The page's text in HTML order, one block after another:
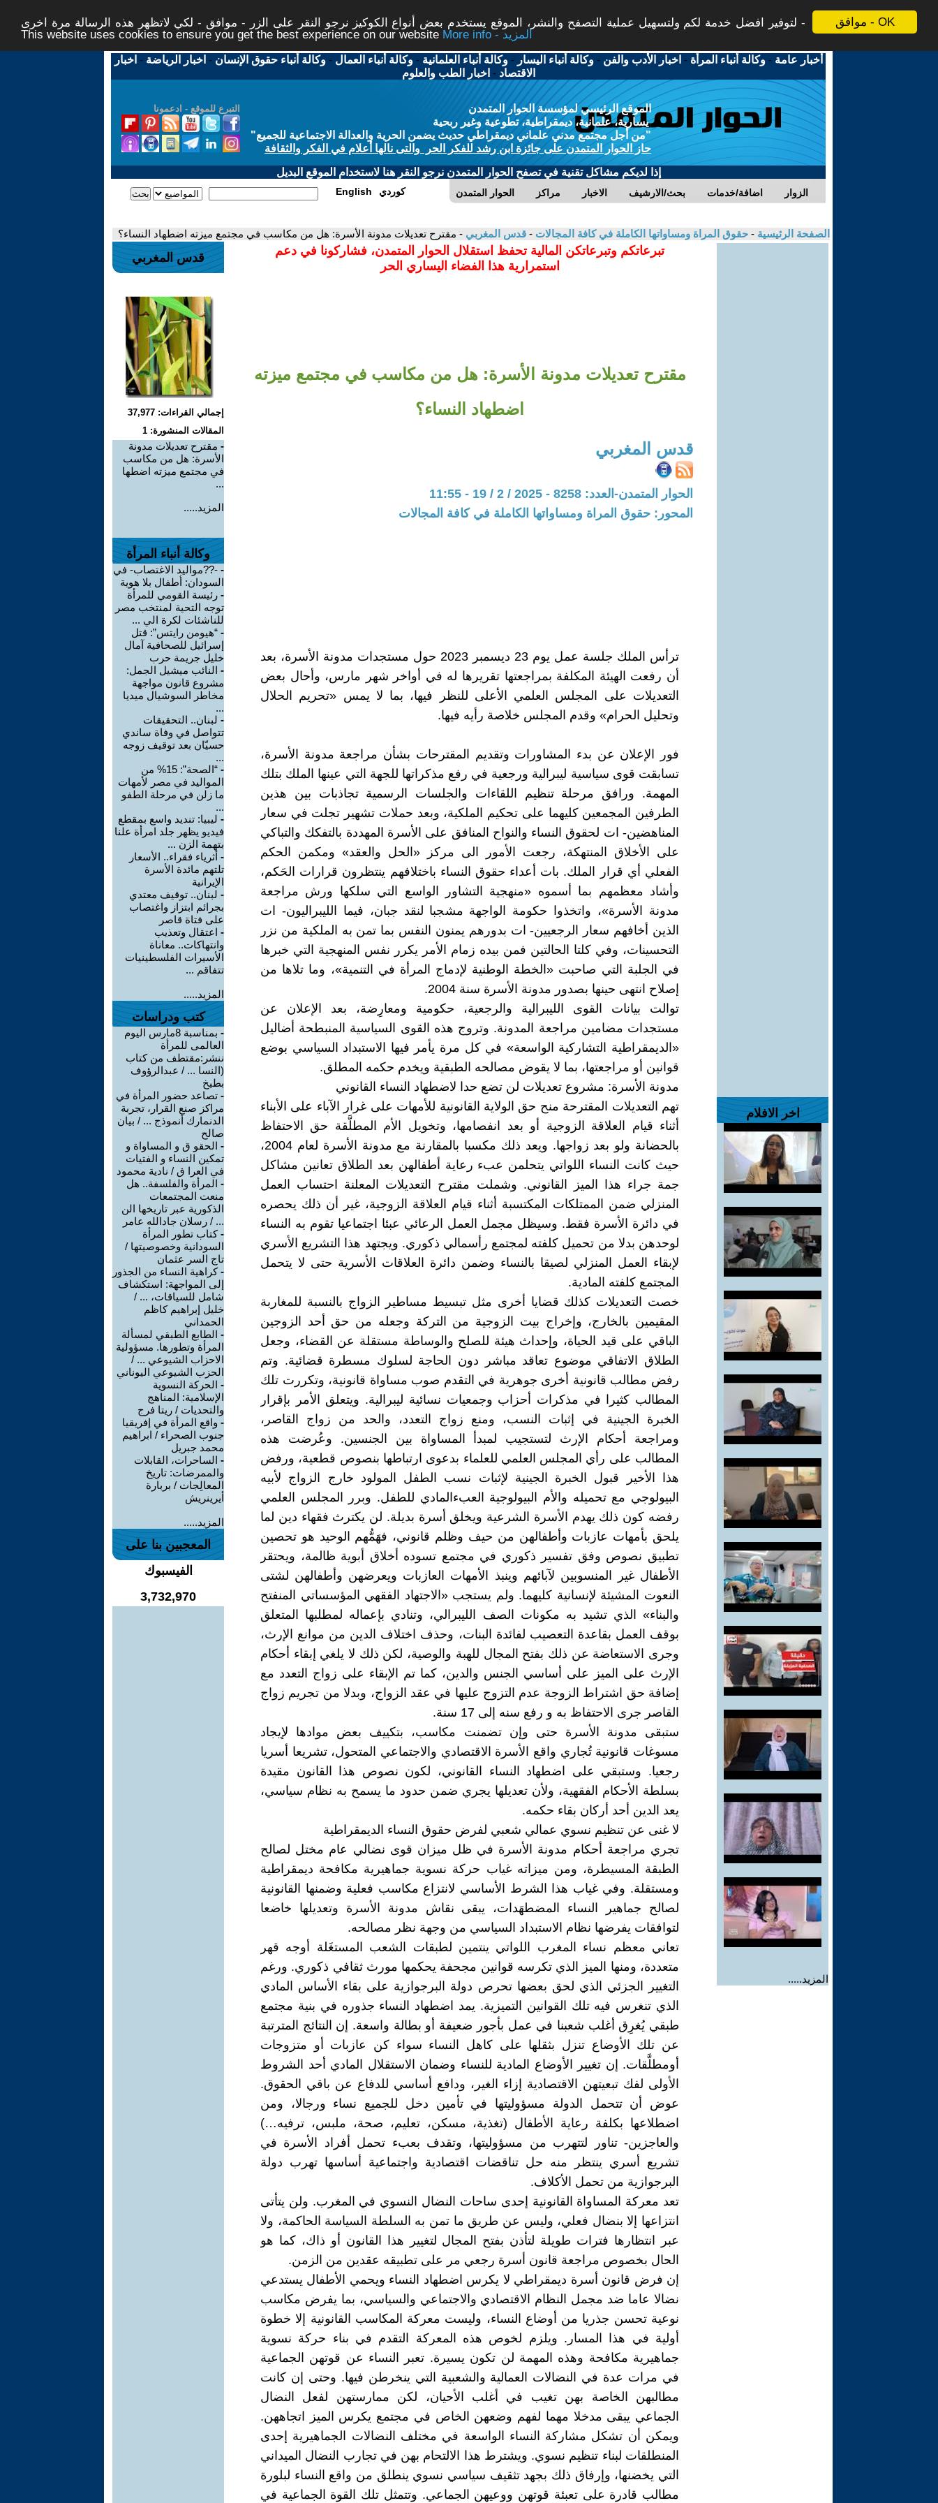
موافق - OK
لتوفير افضل خدمة لكم ولتسهيل عملية التصفح والنشر، الموقع يستخدم بعض أنواع الكوكيز نرجو النقر على الزر - موافق - لكي لاتظهر هذه الرسالة مرة اخرى -
This website uses cookies to ensure you get the best experience on our website
More info - المزيد
أخبار عامة -وكالة أنباء المرأة - اخبار الأدب والفن -وكالة أنباء اليسار -وكالة أنباء العلمانية -وكالة أنباء العمال -وكالة أنباء حقوق الإنسان - اخبار الرياضة - اخبار
الاقتصاد - اخبار الطب والعلوم
التبرع للموقع - ادعمونا
الموقع الرئيسي لمؤسسة الحوار المتمدن
يسارية، علمانية، ديمقراطية، تطوعية وغير ربحية
"من أجل مجتمع مدني علماني ديمقراطي حديث يضمن الحرية والعدالة الاجتماعية للجميع"
حاز الحوار المتمدن على جائزة ابن رشد للفكر الحر والتى نالها أعلام في الفكر والثقافة
إذا لديكم مشاكل تقنية في تصفح الحوار المتمدن نرجو النقر هنا لاستخدام الموقع البديل
الحوار المتمدن مراكز الاخبار بحث/الارشيف اضافة/خدمات الزوار English كوردي
الصفحة الرئيسية - حقوق المراة ومساواتها الكاملة في كافة المجالات - قدس المغربي - مقترح تعديلات مدونة الأسرة: هل من مكاسب في مجتمع ميزته اضطهاد النساء؟
اخر الافلام
المزيد.....
تبرعاتكم وتبرعاتكن المالية تحفظ استقلال الحوار المتمدن، فشاركونا في دعم
استمرارية هذا الفضاء اليساري الحر
مقترح تعديلات مدونة الأسرة: هل من مكاسب في مجتمع ميزته
اضطهاد النساء؟
قدس المغربي
الحوار المتمدن-العدد: 8258 - 2025 / 2 / 19 - 11:55
المحور: حقوق المراة ومساواتها الكاملة في كافة المجالات
ترأس الملك جلسة عمل يوم 23 ديسمبر 2023 حول مستجدات مدونة الأسرة، بعد
أن رفعت الهيئة المكلفة بمراجعتها تقريرها له في أواخر شهر مارس، وأحال بعض
التعديلات على المجلس العلمي الأعلى للنظر فيها، بما لا يمس «تحريم الحلال
وتحليل الحرام» وقدم المجلس خلاصة رأيه فيها.
فور الإعلان عن بدء المشاورات وتقديم المقترحات بشأن مراجعة مدونة الأسرة،
تسابقت قوى سياسية ليبرالية ورجعية في رفع مذكراتها للجهة التي عينها الملك بتلك
المهمة. ورافق مرحلة تنظيم اللقاءات والجلسات الرسمية تجاذبات بين هذين
الطرفين المجمعين كليهما على تحكيم الملكية، وبعد حملات تشهير تجلت في سعار
المناهضين- ات لحقوق النساء والنواح المنافق على الأسرة المهددة بالتفكك والتباكي
على الأخلاق المنتهكة، رجعت الأمور الى مركز «الحل والعقد» ومكمن الحكم
الفعلي أي قرار الملك. بات أعداء حقوق النساء باختلافهم ينتظرون قرارات الحَكم،
وأشاد معظمهم بما أسموه «منهجية التشاور الواسع التي سلكها ورش مراجعة
مدونة الأسرة»، واتخذوا حكومة الواجهة مشجبا لنقد جبان، فيما الليبراليون- ات
الذين أخافهم سعار الرجعيين- ات بدورهم يمنون النفس بما تمن به الملكية من نزر
التحسينات، وفي كلتا الحالتين فمن بيده زمام الأمر يكرر نفس المنهجية التي خبرها
في الجلبة التي صاحبت «الخطة الوطنية لإدماج المرأة في التنمية»، وما تلاها من
إصلاح انتهى حينها بصدور مدونة الأسرة سنة 2004.
توالت بيانات القوى الليبرالية والرجعية، حكومية ومعارِضة، بعد الإعلان عن
مستجدات مضامين مراجعة المدونة. وتروج هذه القوى السياسية المنبطحة أضاليل
«الديمقراطية التشاركية الواسعة» في كل مرة يأمر فيها الاستبداد السياسي بوضع
قوانين أو مراجعتها، بما لا يقوض مصالحه الطبقية ويخدم حكمه المطلق.
مدونة الأسرة: مشروع تعديلات لن تضع حدا لاضطهاد النساء القانوني
تهم التعديلات المقترحة منح حق الولاية القانونية للأمهات على غرار الآباء على الأبناء
أثناء قيام العلاقة الزوجية أو بعد انفصامها، وتخويل الأم المطلَّقة حق الاحتفاظ
بالحضانة ولو بعد زواجها. ويعد ذلك مكسبا بالمقارنة مع مدونة الأسرة لعام 2004،
حيث كانت النساء اللواتي يتحلمن عبء رعاية أطفالهن بعد الطلاق تعانين مشاكل
جمة جراء هذا الميز القانوني. وشملت مقترح التعديلات المعلنة احتساب العمل
المنزلي ضمن الممتلكات المكتسبة أثناء قيام العلاقة الزوجية، غير أن ذلك يحصره
في دائرة الأسرة فقط. وسيظل مجمل العمل الرعائي عبئا اجتماعيا تقوم به النساء
لوحدهن بدلا من تحميل كلفته لمجتمع رأسمالي ذكوري. ويجتهد هذا التشريع الأسري
لإبقاء العمل المنزلي لصيقا بالنساء وضمن دائرة العلاقات الأسرية حتى لا يتحمل
المجتمع كلفته المادية.
خصت التعديلات كذلك قضايا أخرى مثل تبسيط مساطير الزواج بالنسبة للمغاربة
المقيمين بالخارج، وإخراج بيت الزوجية من التركة وجعله من حق أحد الزوجين
الباقي على قيد الحياة، وإحداث هيئة للصلح والوساطة مستقلة عن القضاء، وجعل
الطلاق الاتفاقي موضوع تعاقد مباشر دون الحاجة لسلوك مسطرة قضائية. وتم
رفض مطالب قانونية أخرى جوهرية في التقدم صوب مساواة قانونية، وتكررت تلك
المطالب كثيرا في مذكرات أحزاب وجمعيات نسائية ليبرالية. ويتعلق الأمر بإقرار
الخبرة الجينية في إثبات النسب، ومنع زواج التعدد، والحد من زواج القاصر،
ومراجعة أحكام الإرث لتستجيب لمبدأ المساواة بين الجنسين. وعُرضت هذه
المطالب على رأي المجلس العلمي للعلماء بدعوى ارتباطها بنصوص قطعية، ورفض
هذا الأخير قبول الخبرة الجينية لإثبات نسب الطفل المولود خارج الزواج لأبيه
البيولوجي مع تحميله والأم البيولوجية العبءالمادي للطفل. وبرر المجلس العلمي
رفضه كون ذلك يهدم الأسرة الشرعية ويخلق أسرة بديلة. لن يكترث فقهاء دين لما
يلحق بأمهات عازبات وأطفالهن من حيف وظلم قانوني، فهَمُّهم الوحيد هو تحصين
تطبيق نصوص وفق تفسير ذكوري في مجتمع تسوده أخلاق أبوية ظالمة، ويحتقر
الأطفال غير المنسوبين لآبائهم وينبذ الأمهات العازبات ويعرضهن وأطفالهن لشتى
النعوت المشيئة لإنسانية كليهما. ولم يستجب «الاجتهاد الفقهي المؤسساتي المنفتح
والبناء» الذي تشيد به مكونات الصف الليبرالي، وتنادي بإعماله لمطلبها المتعلق
بوقف العمل بقاعدة التعصيب لفائدة البنات، وحذف اختلاف الدين من موانع الإرث،
وجرى الاستعاضة عن ذلك بفتح المجال للهبة والوصية، لكن ذلك لا يلغي إبقاء أحكام
الإرث على الميز على أساسي الجنس والدين، كما تم الإبقاء على زواج التعدد مع
إضافة حق اشتراط الزوجة عدم التزوج عليها في عقد الزواج، وبدلا من تجريم زواج
القاصر جرى الاحتفاظ به و رفع سنه إلى 17 سنة.
ستبقى مدونة الأسرة حتى وإن تضمنت مكاسب، بتكييف بعض موادها لإيجاد
مسوغات قانونية تُجاري واقع الأسرة الاقتصادي والاجتماعي المتحول، تشريعا أسريا
رجعيا. وستبقي على اضطهاد النساء القانوني، لكون نصوص هذا القانون مقيدة
بسلطة الأحكام الفقهية، ولأن تعديلها يجري ضمن حدود ما يسمح به نظام سياسي،
يعد الدين أحد أركان بقاء حكمه.
لا غنى عن تنظيم نسوي عمالي شعبي لفرض حقوق النساء الديمقراطية
تجري مراجعة أحكام مدونة الأسرة في ظل ميزان قوى نضالي عام مختل لصالح
الطبقة المسيطرة، ومن ميزاته غياب حركة نسوية جماهيرية مكافحة ديمقراطية
ومستقلة. وفي غياب هذا الشرط الأساسي لانتزاع مكاسب فعلية وضمنها القانونية
لصالح جماهير النساء المضطهَدات، يبقى نقاش مدونة الأسرة وتعديلها خاضعا
لتوافقات يفرضها نظام الاستبداد السياسي من وجهة نظر مصالحه.
تعاني معظم نساء المغرب اللواتي ينتمين لطبقات الشعب المستغَلة أوجه قهر
متعددة، ومنها الميز الذي تكرسه قوانين مجحفة يحكمها مورث ثقافي ذكوري. ورغم
التغيير الجزئي الذي لحق بعضها تحرص دولة البرجوازية على بقاء الأساس المادي
الذي تنغرس فيه تلك القوانين التميزية. يمد اضطهاد النساء جذوره في بنية مجتمع
طبقي يُغرِق أغلب شعبنا في عمل بأجور ضعيفة أو بطالة واسعة. إن النتائج المترتبة
عن تلك الأوضاع تنزل بثقلها على كاهل النساء سواء كن عازبات أو متزوجات
أومطلَّقات. إن تغيير الأوضاع المادية للنساء وضمان الاستقلال المادي أحد الشروط
الأولى لفك تبعيتهن الاقتصادية إزاء الغير، ودافع أساسي للدفاع عن باقي الحقوق.
عوض أن تتحمل الدولة مسؤوليتها في تأمين دخل للجميع نساء ورجالا، ومن
اضطلاعها بكلفة رعاية الأطفال (تغذية، مسكن، تعليم، صحة، ملبس، ترفيه…)
والعاجزين- تناور لتتهرب من مسؤوليتها، وتقدف بعبء تحمل أفراد الأسرة في
تشريع أسري ينتظر منه حل تناقضات اقتصادية واجتماعية أساسها تهرب دولة
البرجوازية من تحمل الأكلاف.
تعد معركة المساواة القانونية إحدى ساحات النضال النسوي في المغرب. ولن يتأتى
انتزاعها إلا بنضال فعلي، وليس عن طريق ما تمن به السلطة السياسة الحاكمة، ولا
عبر انتظارها فترات طويلة لتأذن بفتح المجال لتغيير هذا القانون أو ذاك، كما هو
الحال بخصوص مراجعة قانون أسرة رجعي مر على تطبيقه عقدين من الزمن.
إن فرض قانون أسرة ديمقراطي لا يكرس اضطهاد النساء ويحمي الأطفال يستدعي
نضالا عاما ضد مجمل النظام الاقتصادي والاجتماعي والسياسي، بما يفرض مكاسب
نوعية تحسن جذريا من أوضاع النساء، وليست معركة المكاسب القانونية إلا خطوة
أولية في هذا المسار. ويلزم لخوص هذه المعركة التقدم في بناء حركة نسوية
جماهيرية مكافحة وهذه المهمة لن تكون يسيرة. تعبر النساء عن قوتهن الجماعية
في مرات عدة في النضالات العمالية والشعبية التي ينخرطن فيها. وحتى إن كانت
مطالبهن الخاصة بهن تغيب في أغلب الأحيان، لكن ممارستهن لفعل النضال
الجماعي يبقى مدخلا مهما لفهم وضعهن الخاص في مجتمع يكرس الميز اتجاههن.
ويمكن أن تشكل مشاركة النساء الواسعة في مختلف النضالات الجماهيرية إحدى
المنطلقات لبناء تنظيم نسوي. ويشترط هذا الالتحام بهن في تجارب النضال الميداني
التي يخضنها، وإرفاق ذلك بجهد تثقيف سياسي نسوي ينطلق من واقع النساء لبلورة
مطالب قادرة على تعبئة قوتهن ووعيهن الجماعي. وتتمثل تلك القوة الجماعية في
قدس المغربي
إجمالي القراءات: 37,977
المقالات المنشورة: 1
- مقترح تعديلات مدونة
الأسرة: هل من مكاسب
في مجتمع ميزته اضطها
...
المزيد.....
وكالة أنباء المرأة
- -??مواليد الاغتصاب- في
السودان: أطفال بلا هوية
- رئيسة القومي للمرأة
توجه التحية لمنتخب مصر
للناشئات لكرة الي ...
- “هيومن رايتس”: قتل
إسرائيل للصحافية آمال
خليل جريمة حرب
- النائب ميشيل الجمل:
مشروع قانون مواجهة
مخاطر السوشيال ميديا
...
- لبنان.. التحقيقات
تتواصل في وفاة ساندي
حسيّان بعد توقيف زوجه
...
-
“الصحة”: 15% من
المواليد في مصر لأمهات
ما زلن في مرحلة الطفو
...
- ليبيا: تنديد واسع بمقطع
فيديو يظهر جلد امرأة علنا
بتهمة الزن ...
- أثرياء فقراء.. الأسعار
تلتهم مائدة الأسرة
الإيرانية
- لبنان.. توقيف معتدي
بجرائم ابتزاز واغتصاب
على فتاة قاصر
- اعتقال وتعذيب
وانتهاكات.. معاناة
الأسيرات الفلسطينيات
تتفاقم ...
المزيد.....
كتب ودراسات
-
بمناسبة 8مارس اليوم
العالمى للمرأة
ننشر:مقتطف من كتاب
(النسا ... / عبدالرؤوف
بطيخ
- تصاعد حضور المرأة في
مراكز صنع القرار، تجربة
الدنمارك أنموذج ... / بيان
صالح
- الحقو ق و المساواة و
تمكين النساء و الفتيات
في العرا ق / نادية محمود
- المرأة والفلسفة.. هل
منعت المجتمعات
الذكورية عبر تاريخها الن
... / رسلان جادالله عامر
-كتاب تطور المرأة
السودانية وخصوصيتها /
تاج السر عثمان
-كراهية النساء من الجذور
إلى المواجهة: استكشاف
شامل للسياقات، ... /
خليل إبراهيم كاظم
الحمداني
- الطابع الطبقي لمسألة
المرأة وتطورها. مسؤولية
الاحزاب الشيوعي ... /
الحزب الشيوعي اليوناني
- الحركة النسوية
الإسلامية: المناهج
والتحديات / ريتا فرج
- واقع المرأة في إفريقيا
جنوب الصحراء / ابراهيم
محمد جبريل
- الساحرات، القابلات
والممرضات: تاريخ
المعالِجات / بربارة
أيرينريش
المزيد.....
المعجبين بنا على
الفيسبوك
3,732,970